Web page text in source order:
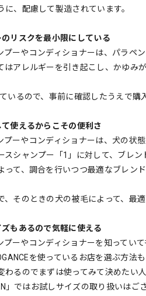
に、配慮して製造されています。
リスクを最小限にしている
プーやコンディショナーは、パラ
はアレルギーを引き起こし、かゆみ
いるので、事前に確認したうえで購
使えるからこその便利さ
プーやコンディショナーは、犬の状
スシャンプー「1」に対して、ブレ
って、調合を行いつつ最適なブレン
、そのときの犬の被毛によって、最
もあるので気軽に使える
プーやコンディショナーを知ってい
を使っているお店を選ぶ方
わるのでまずは使ってみて決めたい
」ではお試しサイズの取り扱いはご